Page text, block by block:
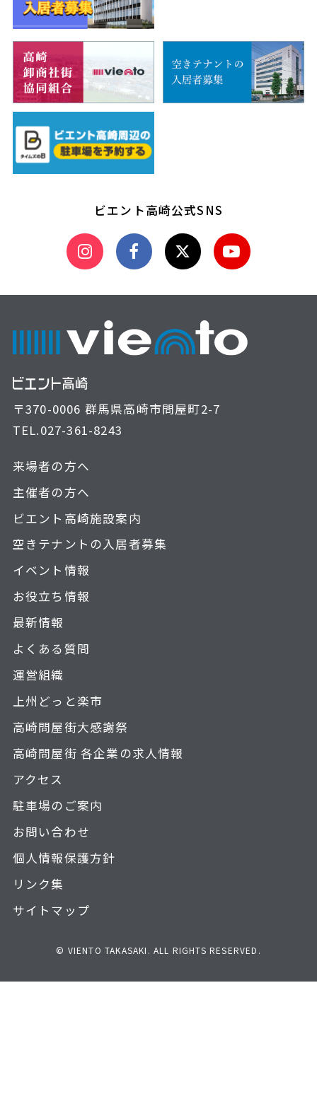
ビエント高崎公式SNS
〒370-0006 群馬県高崎市問屋町2-7
TEL.027-361-8243
来場者の方へ
主催者の方へ
ビエント高崎施設案内
空きテナントの入居者募集
イベント情報
お役立ち情報
最新情報
よくある質問
運営組織
上州どっと楽市
高崎問屋街大感謝祭
高崎問屋街 各企業の求人情報
アクセス
駐車場のご案内
お問い合わせ
個人情報保護方針
リンク集
サイトマップ
© VIENTO TAKASAKI. ALL RIGHTS RESERVED.